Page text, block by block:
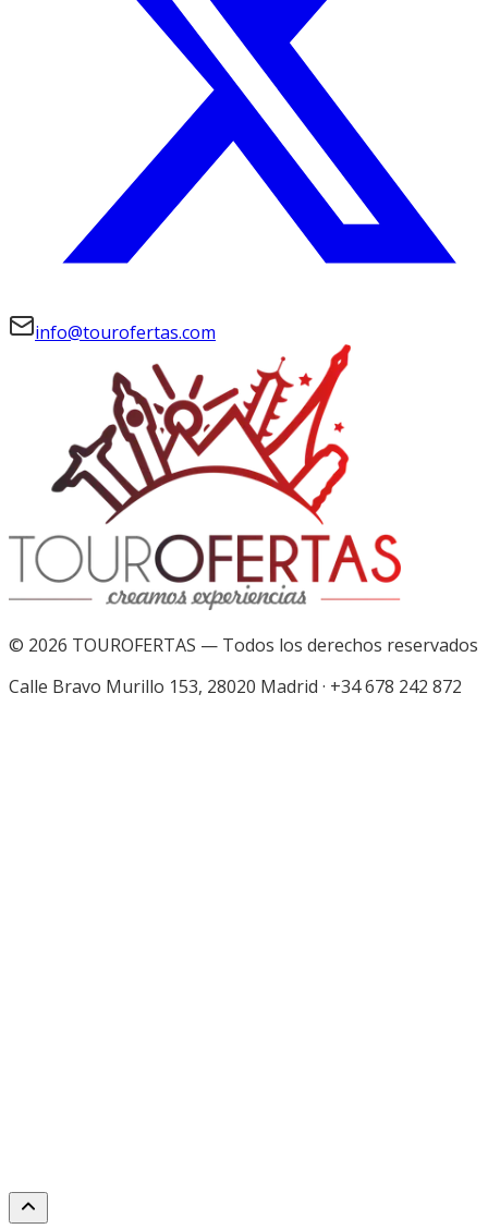
info@tourofertas.com
© 2026 TOUROFERTAS — Todos los derechos reservados
Calle Bravo Murillo 153, 28020 Madrid · +34 678 242 872